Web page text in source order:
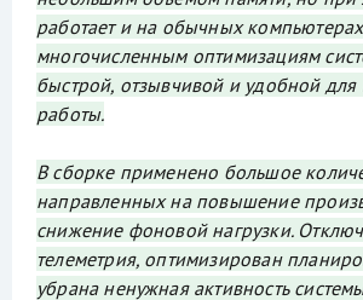
работает и на обычных
многочисленным оптимизациям
быстрой, отзывчивой и удобной
работы.
В сборке применено большое
направленных на повышение
снижение фоновой нагрузки.
телеметрия, оптимизирован
убрана ненужная активность